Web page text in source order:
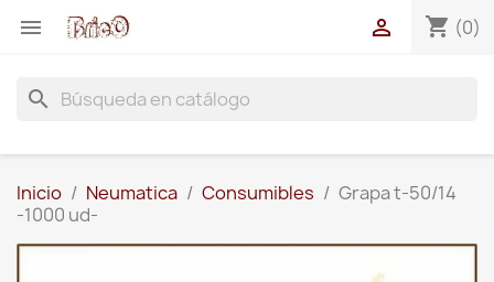
 shopping_cart (0)

search
Inicio Neumatica Consumibles
Grapa t-50/14
-1000 ud-